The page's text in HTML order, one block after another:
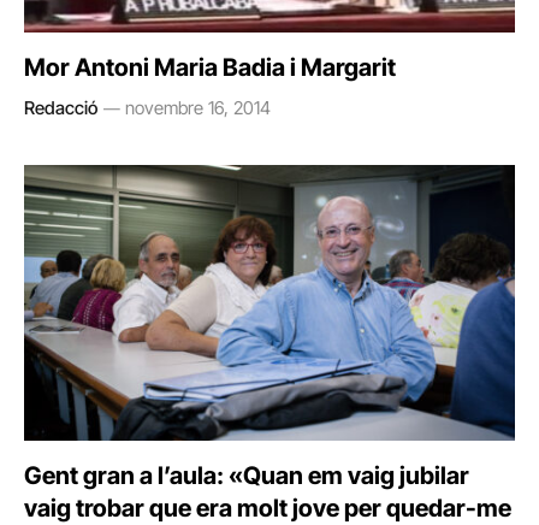
Mor Antoni Maria Badia i Margarit
Redacció novembre 16, 2014
Gent gran a l’aula: «Quan em vaig jubilar
vaig trobar que era molt jove per quedar-me